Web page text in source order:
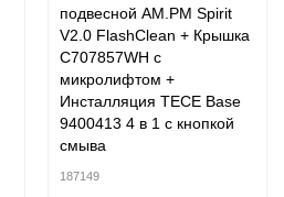
подвесной AM.PM Spirit
V2.0 FlashClean + Крышка
C707857WH с
микролифтом +
Инсталляция TECE Base
9400413 4 в 1 с кнопкой
смыва
187149